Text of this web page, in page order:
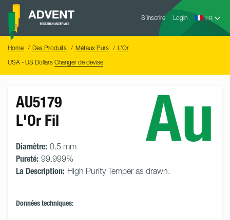
Skip
content
S’inscrire Login
Advent
Home Des Produits Métaux Purs
L'Or
USA - US Dollars Changer de devise
Au
AU5179
L'Or Fil
Diamètre: 0.5 mm
Pureté: 99.999%
La Description: High Purity Temper as drawn.
Données techniques: